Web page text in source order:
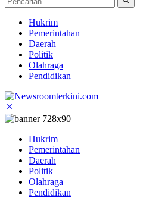
Hukrim
Pemerintahan
Daerah
Politik
Olahraga
Pendidikan
Hukrim
Pemerintahan
Daerah
Politik
Olahraga
Pendidikan